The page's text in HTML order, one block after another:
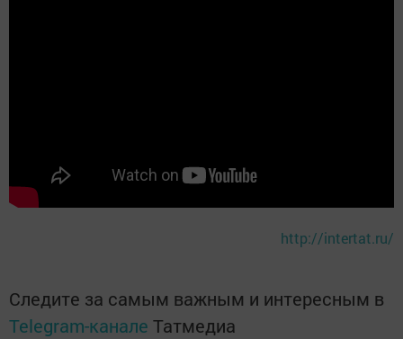
http://intertat.ru/
Следите за самым важным и интересным в
Telegram-канале Татмедиа